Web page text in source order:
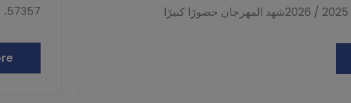
57357، بهدف فتح آفاق جديدة للتدريب العملي والبحث العلمي في المجالات